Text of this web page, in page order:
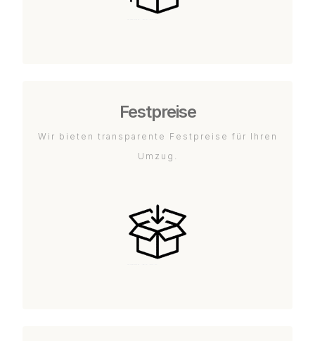
Festpreise
Wir bieten transparente Festpreise für Ihren
Umzug.